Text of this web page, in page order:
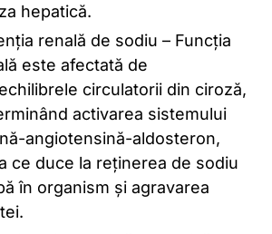
hepatică.
renală de sodiu – Funcția
este afectată de
circulatorii din ciroză,
activarea sistemului
angiotensină-aldosteron,
ce duce la reținerea de sodiu
în organism și agravarea